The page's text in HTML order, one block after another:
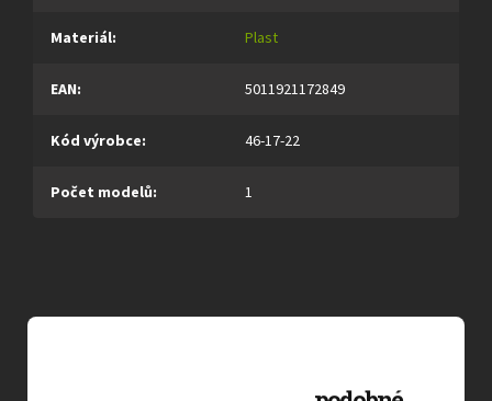
Materiál: Plast
EAN: 5011921172849
Kód výrobce: 46-17-22
Počet modelů: 1